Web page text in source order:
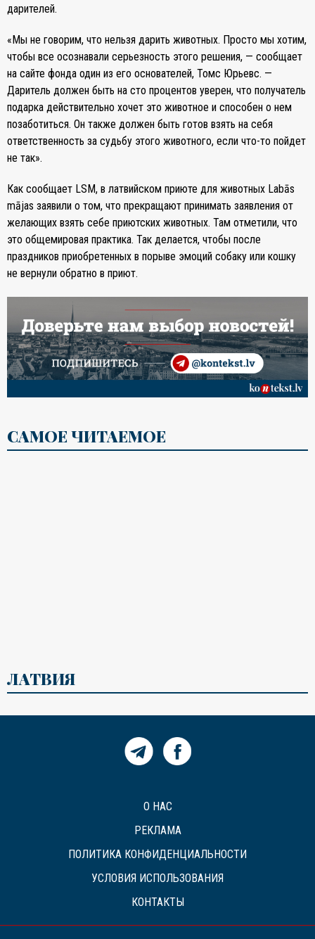
дарителей.
«Мы не говорим, что нельзя дарить животных. Просто мы хотим,
чтобы все осознавали серьезность этого решения, — сообщает
на сайте фонда один из его основателей, Томс Юрьевс. —
Даритель должен быть на сто процентов уверен, что получатель
подарка действительно хочет это животное и способен о нем
позаботиться. Он также должен быть готов взять на себя
ответственность за судьбу этого животного, если что-то пойдет
не так».
Как сообщает LSM, в латвийском приюте для животных Labās
mājas заявили о том, что прекращают принимать заявления от
желающих взять себе приютских животных. Там отметили, что
это общемировая практика. Так делается, чтобы после
праздников приобретенных в порыве эмоций собаку или кошку
не вернули обратно в приют.
САМОЕ ЧИТАЕМОЕ
ЛАТВИЯ
О НАС
РЕКЛАМА
ПОЛИТИКА КОНФИДЕНЦИАЛЬНОСТИ
УСЛОВИЯ ИСПОЛЬЗОВАНИЯ
КОНТАКТЫ